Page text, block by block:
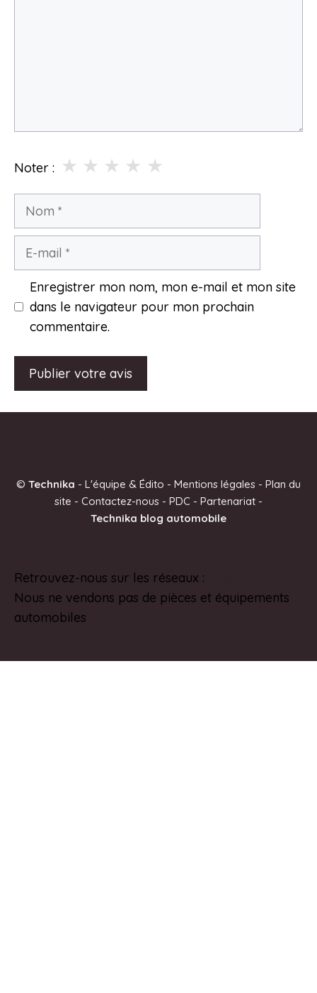
Noter : ★
★
★
★
★
Nom
Enregistrer mon nom, mon e-mail et mon site
dans le navigateur pour mon prochain
commentaire.
r
v
e
:
© Technika - L'équipe & Édito - Mentions légales - Plan du
site - Contactez-nous - PDC - Partenariat -
Technika blog automobile
Retrouvez-nous sur les réseaux :
Nous ne vendons pas de pièces et équipements
automobiles